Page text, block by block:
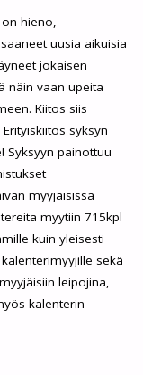
hieno,
uusia aikuisia
jokaisen
näin vaan upeita
Kiitos siis
syksyn
Syksyyn painottuu
myyjäisissä
myytiin 715kpl
kuin yleisesti
sekä
leipojina,
kalenterin